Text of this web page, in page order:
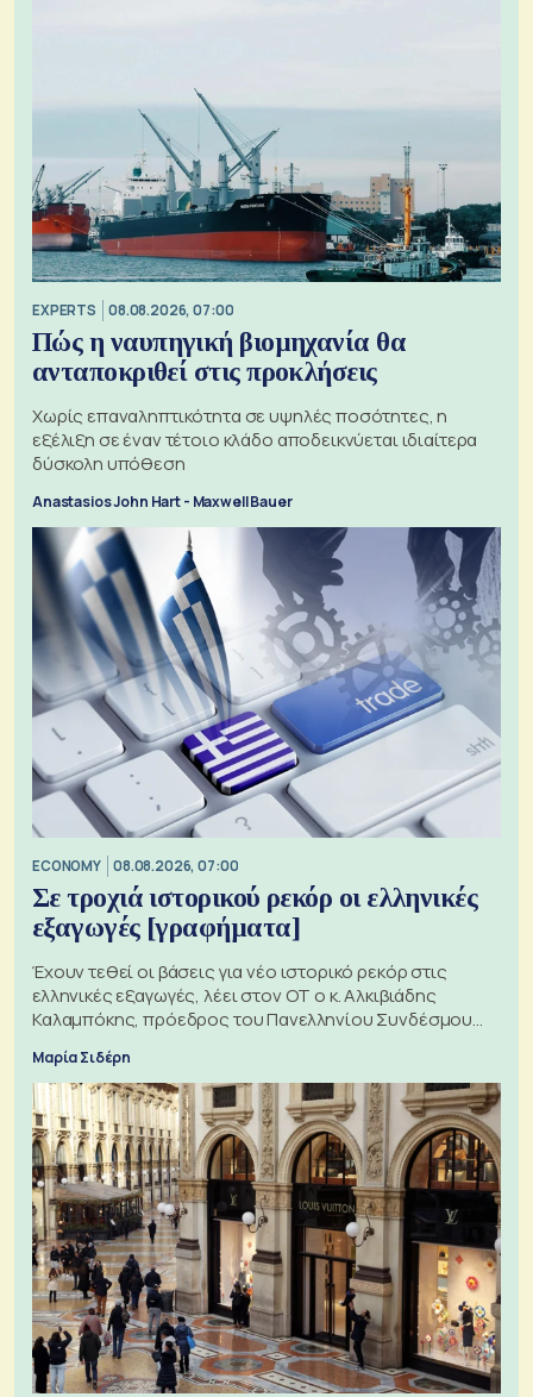
EXPERTS 08.08.2026, 07:00
Πώς η ναυπηγική βιομηχανία θα
ανταποκριθεί στις προκλήσεις
Χωρίς επαναληπτικότητα σε υψηλές ποσότητες, η
εξέλιξη σε έναν τέτοιο κλάδο αποδεικνύεται ιδιαίτερα
δύσκολη υπόθεση
Anastasios John Hart - Maxwell Bauer
ECONOMY 08.08.2026, 07:00
Σε τροχιά ιστορικού ρεκόρ οι ελληνικές
εξαγωγές [γραφήματα]
Έχουν τεθεί οι βάσεις για νέο ιστορικό ρεκόρ στις
ελληνικές εξαγωγές, λέει στον ΟΤ ο κ. Αλκιβιάδης
Καλαμπόκης, πρόεδρος του Πανελληνίου Συνδέσμου
Μαρία Σιδέρη